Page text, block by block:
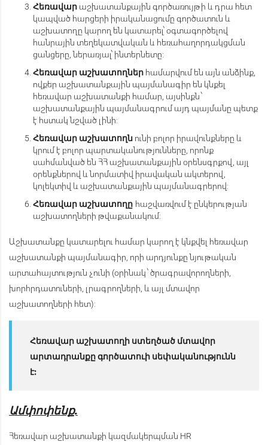
Հեռավար աշխատանքային գործառույթի և դրա հետ
կապված հարցերի իրականացումը գործատուն և
աշխատողը կարող են կատարել՝ օգտագործելով
հանրային տեղեկատվական և հեռահաղորդակցման
ցանցերը, ներառյալ՝ ինտերնետը:
Հեռավար աշխատողներ համարվում են այն անձինք,
ովքեր աշխատանքային պայմանագիր են կնքել
հեռավար աշխատանքի համար, այսինքն ՝
աշխատանքային պայմանագրում այդ պայմանը պետք
է հստակ նշված լինի:
Հեռավար աշխատողն ունի բոլոր իրավունքները և
կրում է բոլոր պարտականությունները, որոնք
սահմանված են ՀՀ աշխատանքային օրենսգրքով, այլ
օրենքներով և նորմատիվ իրավական ակտերով,
կոլեկտիվ և աշխատանքային պայմանագրերով:
Հեռավար աշխատողը հաշվառվում է ընկերության
աշխատողների թվաքանակում:
Աշխատանքը կատարելու համար կարող է կնքվել հեռավար
աշխատանքի պայմանագիր, որի արդյունքը նյութական
արտահայտություն չունի (օրինակ ՝ ծրագրավորողների,
խորհրդատուների, լրագրողների, և այլ մտավոր
աշխատողների հետ):
Հեռավար աշխատողի ստեղծած մտավոր
արտադրանքըգործատուի սեփականությունն
է:
Ամփոփենք.
Հեռավար աշխատանքի կազմակերպման HR